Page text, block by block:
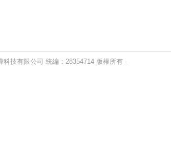
科技有限公司 統編：28354714 版權所有 -